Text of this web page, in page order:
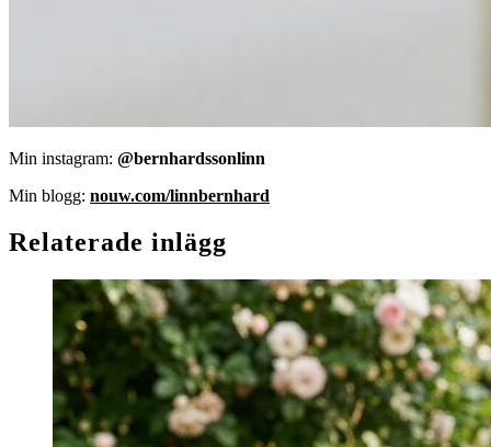
Min instagram: @bernhardssonlinn
Min blogg: nouw.com/linnbernhard
Relaterade inlägg